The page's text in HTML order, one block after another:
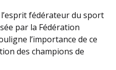
fédérateur du sport
par la Fédération
l’importance de ce
des champions de